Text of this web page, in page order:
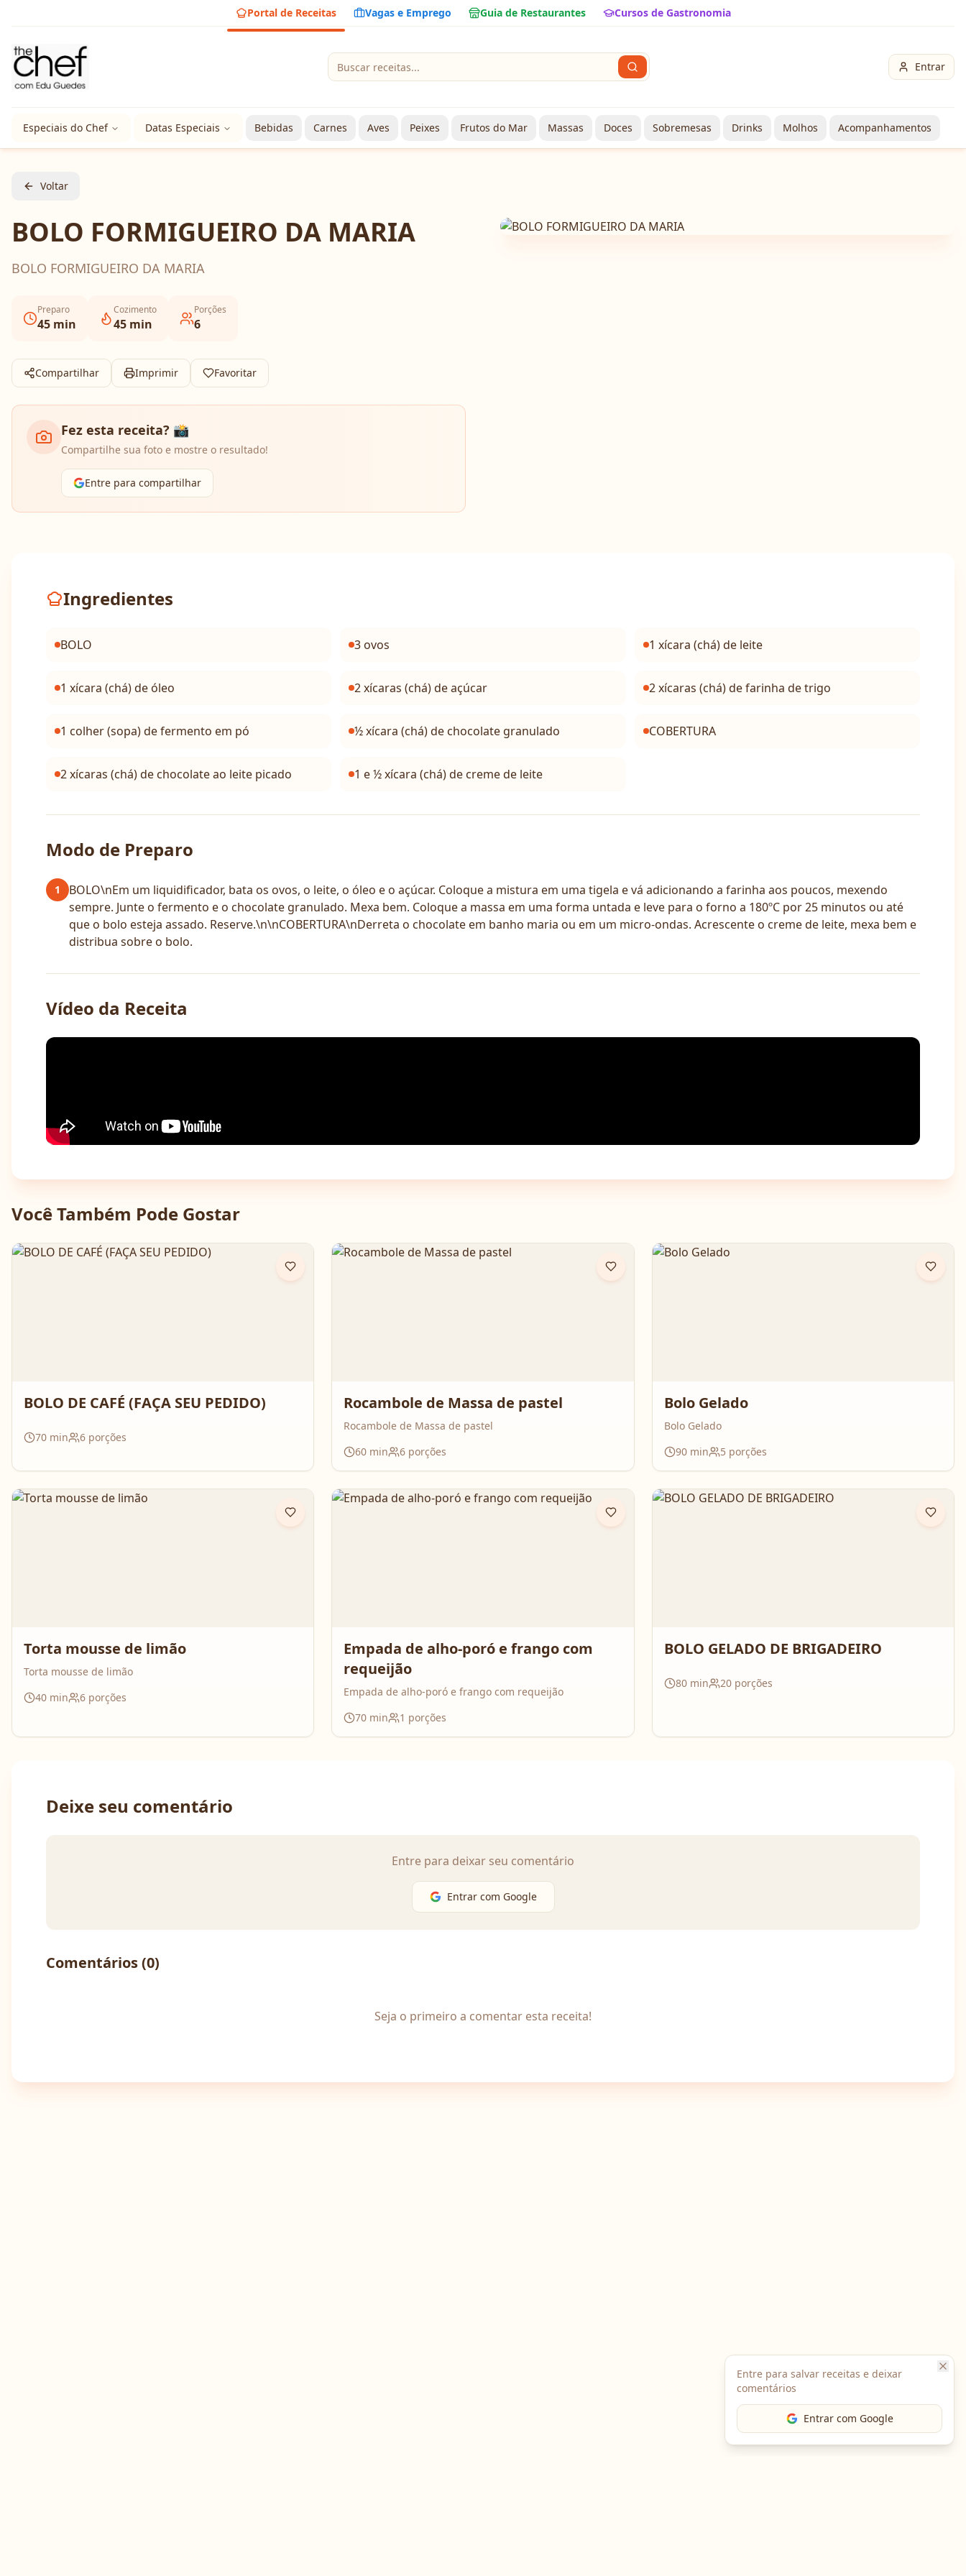
Entre para salvar receitas e deixar
comentários
Entrar com Google
Portal de Receitas Vagas e Emprego Guia de Restaurantes Cursos de Gastronomia
Entrar
Especiais do Chef Datas Especiais Bebidas Carnes Aves Peixes Frutos do Mar Massas Doces Sobremesas Drinks Molhos Acompanhamentos
Voltar
BOLO FORMIGUEIRO DA MARIA
BOLO FORMIGUEIRO DA MARIA
Preparo
45 min
Cozimento
45 min
Porções
6
Compartilhar Imprimir Favoritar
Fez esta receita? 📸
Compartilhe sua foto e mostre o resultado!
Entre para compartilhar
Ingredientes
BOLO 3 ovos 1 xícara (chá) de leite
1 xícara (chá) de óleo 2 xícaras (chá) de açúcar 2 xícaras (chá) de farinha de trigo
1 colher (sopa) de fermento em pó ½ xícara (chá) de chocolate granulado COBERTURA
2 xícaras (chá) de chocolate ao leite picado 1 e ½ xícara (chá) de creme de leite
Modo de Preparo
1
BOLO\nEm um liquidificador, bata os ovos, o leite, o óleo e o açúcar. Coloque a mistura em uma tigela e vá adicionando a farinha aos poucos, mexendo
sempre. Junte o fermento e o chocolate granulado. Mexa bem. Coloque a massa em uma forma untada e leve para o forno a 180ºC por 25 minutos ou até
que o bolo esteja assado. Reserve.\n\nCOBERTURA\nDerreta o chocolate em banho maria ou em um micro-ondas. Acrescente o creme de leite, mexa bem e
distribua sobre o bolo.
Vídeo da Receita
Você Também Pode Gostar
BOLO DE CAFÉ (FAÇA SEU PEDIDO)
70 min 6 porções
Rocambole de Massa de pastel
Rocambole de Massa de pastel
60 min 6 porções
Bolo Gelado
Bolo Gelado
90min 5porções
Torta mousse de limão
Torta mousse de limão
40 min 6 porções
Empada de alho-poró e frango com
requeijão
Empada de alho-poró e frango com requeijão
70 min 1 porções
BOLO GELADO DE BRIGADEIRO
80min 20porções
Deixe seu comentário
Entre para deixar seu comentário
Entrar com Google
Comentários (0)
Seja o primeiro a comentar esta receita!